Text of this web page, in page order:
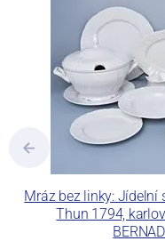
Mráz bez linky: Jídelní
Thun 1794,